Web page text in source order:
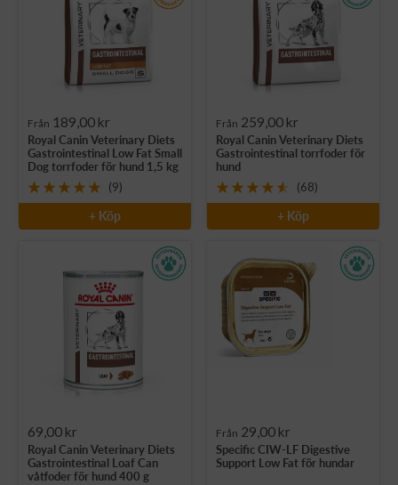
Rea-
pris
Från 189,00 kr
Royal Canin Veterinary Diets
Gastrointestinal Low Fat Small
Dog torrfoder för hund 1,5 kg
(9)
+ Köp
Rea-
pris
Från 259,00 kr
Royal Canin Veterinary Diets
Gastrointestinal torrfoder för
hund
(68)
+ Köp
Rea-
pris
69,00 kr
Royal Canin Veterinary Diets
Gastrointestinal Loaf Can
våtfoder för hund 400 g
Rea-
pris
Från 29,00 kr
Specific CIW-LF Digestive
Support Low Fat för hundar